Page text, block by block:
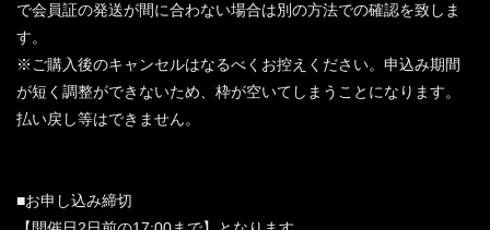
で会員証の発送が間に合わない場合は別の方法での確認を致しま
す。
※ご購入後のキャンセルはなるべくお控えください。申込み期間
が短く調整ができないため、枠が空いてしまうことになります。
払い戻し等はできません。
■お申し込み締切